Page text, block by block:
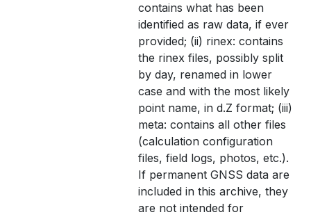
contains what has been
identified as raw data, if ever
provided; (ii) rinex: contains
the rinex files, possibly split
by day, renamed in lower
case and with the most likely
point name, in d.Z format; (iii)
meta: contains all other files
(calculation configuration
files, field logs, photos, etc.).
If permanent GNSS data are
included in this archive, they
are not intended for